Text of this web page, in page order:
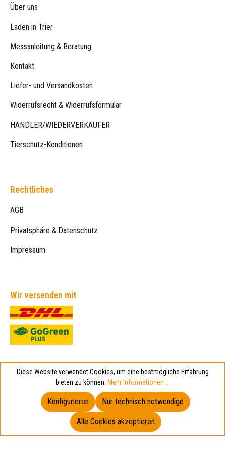
Über uns
Laden in Trier
Messanleitung & Beratung
Kontakt
Liefer- und Versandkosten
Widerrufsrecht & Widerrufsformular
HÄNDLER/WIEDERVERKÄUFER
Tierschutz-Konditionen
Rechtliches
AGB
Privatsphäre & Datenschutz
Impressum
Wir versenden mit
Sicher bezahlen
Diese Website verwendet Cookies, um eine bestmögliche Erfahrung
bieten zu können. Mehr Informationen ...
Nur technisch notwendige
Konfigurieren
Alle Cookies akzeptieren